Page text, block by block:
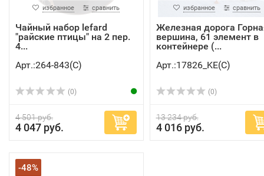
избранное сравнить
Чайный набор lefard
"райские птицы" на 2 пер.
4...
Арт.:264-843(C)
(0)
4 501 руб.
4 047 руб.
избранное сравнить
Железная дорога
вершина, 61 элемент в
контейнере (...
Арт.:17826_KE(C)
(0)
13 234 руб.
4 016 руб.
-48%